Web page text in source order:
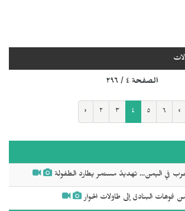
الصفحة ٤ / ٢٩٦
‹ ٢ ٣ ٤ ٥ ٦ ›
في اليمن... تهديدٌ مستمر يطارد الطفولة